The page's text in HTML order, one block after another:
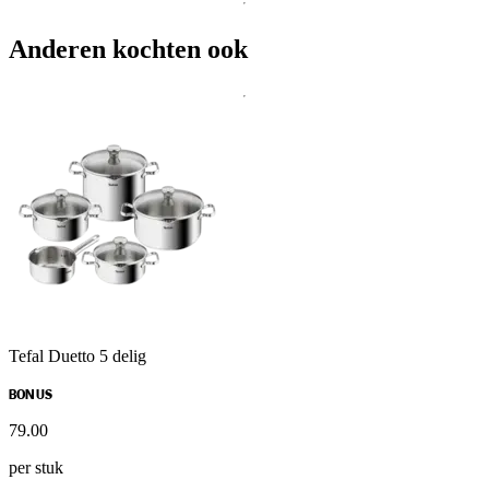
Anderen kochten ook
Tefal Duetto 5 delig
BONUS
79.00
per stuk